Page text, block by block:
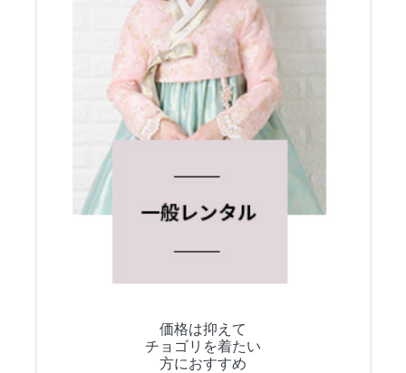
価格は抑えて
チョゴリを着たい
方におすすめ